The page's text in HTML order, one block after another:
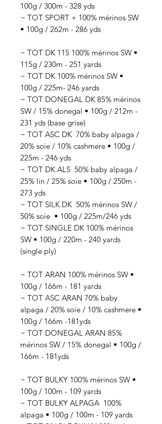
100g / 300m - 328 yds
~ TOT SPORT + 100% mérinos SW
• 100g / 262m - 286 yds
~ TOT DK 115 100% mérinos SW •
115g / 230m - 251 yards
~ TOT DK 100% mérinos SW •
100g / 225m- 246 yards
~ TOT DONEGAL DK 85% mérinos
SW / 15% donegal • 100g / 212m -
231 yds (base grise)
~ TOT ASC DK 70% baby alpaga /
20% soie / 10% cashmere • 100g /
225m - 246 yds
~ TOT DK ALS 50% baby alpaga /
25% lin / 25% soie • 100g / 250m -
273 yds
~ TOT SILK DK 50% mérinos SW /
50% soie • 100g / 225m/246 yds
~ TOT SINGLE DK 100% mérinos
SW • 100g / 220m - 240 yards
(single ply)
~ TOT ARAN 100% mérinos SW •
100g / 166m - 181 yards
~ TOT ASC ARAN 70% baby
alpaga / 20% soie / 10% cashmere •
100g / 166m -181yds
~ TOT DONEGAL ARAN 85%
mérinos SW / 15% donegal • 100g /
166m - 181yds
~ TOT BULKY 100% mérinos SW •
100g / 100m - 109 yards
~ TOT BULKY ALPAGA 100%
alpaga • 100g / 100m - 109 yards